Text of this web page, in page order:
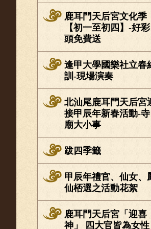
鹿耳門天后宮文化季
【初一至初四】-好彩
頭免費送
逢甲大學國樂社立春
訓-現場演奏
北汕尾鹿耳門天后宮
接甲辰年新春活動-寺
廟大小事
跋四季籤
甲辰年禮官、仙女、
仙桮選之活動花絮
鹿耳門天后宮「迎喜
神」 四大官皆為女性